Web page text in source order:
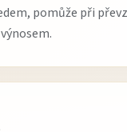
pomůže při